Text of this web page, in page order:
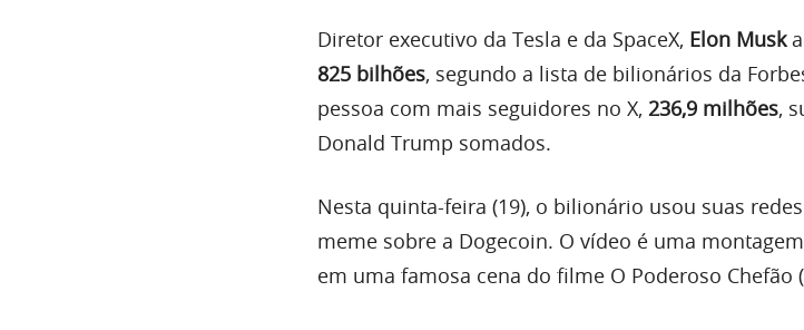
Diretor executivo da Tesla e da SpaceX, Elon Musk
825 bilhões, segundo a lista de bilionários da
pessoa com mais seguidores no X, 236,9 milhões,
Donald Trump somados.
Nesta quinta-feira (19), o bilionário usou suas
meme sobre a Dogecoin. O vídeo é uma
em uma famosa cena do filme O Poderoso Chefão